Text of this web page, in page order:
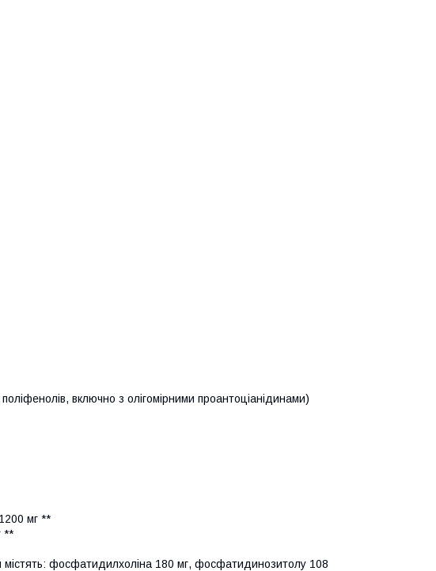
включно з олігомірними проантоціанідинами)
мг **
**
фосфатидилхоліна 180 мг, фосфатидинозитолу 108